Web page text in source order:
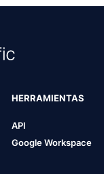
HERRAMIENTAS
API
Google Workspace